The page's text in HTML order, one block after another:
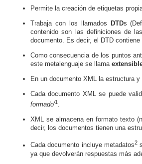
Permite la creación de etiquetas
Trabaja con los llamados
DTDs
contenido son las definiciones de
documento. Es decir, el DTD
Como consecuencia de los puntos
este metalenguaje se llama
En un documento XML la estructura
Cada documento XML se puede
formado'1 .
XML se almacena en formato texto
decir, los documentos tienen una
Cada documento incluye metadatos2
ya que devolverán respuestas más